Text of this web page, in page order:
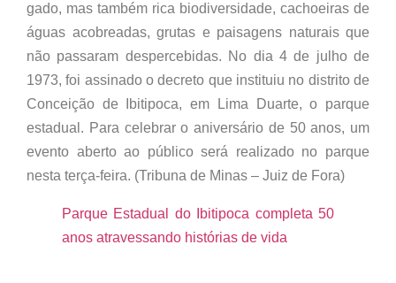
gado, mas também rica biodiversidade, cachoeiras de
águas acobreadas, grutas e paisagens naturais que
não passaram despercebidas. No dia 4 de julho de
1973, foi assinado o decreto que instituiu no distrito de
Conceição de Ibitipoca, em Lima Duarte, o parque
estadual. Para celebrar o aniversário de 50 anos, um
evento aberto ao público será realizado no parque
nesta terça-feira. (Tribuna de Minas – Juiz de Fora)
Parque Estadual do Ibitipoca completa 50
anos atravessando histórias de vida